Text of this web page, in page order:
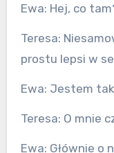
Ewa: Hej, co
Teresa:
prostu lepsi w
Ewa: Jestem
Teresa: O mnie
Ewa: Głównie o